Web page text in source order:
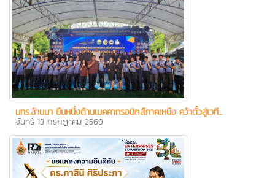
มทร.ล้านนา ยืนหนึ่งด้านเมคคาทรอนิกส์ภาคเหนือ คว้าตั๋วสู่เวที...
จันทร์ 13 กรกฎาคม 2569